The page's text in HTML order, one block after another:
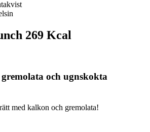
269 Kcal
och ugnskokta
med kalkon och gremolata!